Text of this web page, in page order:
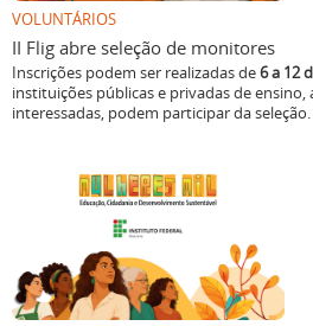
VOLUNTÁRIOS
II Flig abre seleção de monitores
Inscrições podem ser realizadas de6 a 12
instituições públicas e privadas de ensino,
interessadas, podem participar da seleção.